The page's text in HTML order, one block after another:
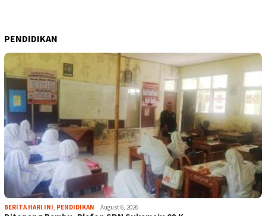
PENDIDIKAN
BERITA HARI INI, PENDIDIKAN August 6, 2026